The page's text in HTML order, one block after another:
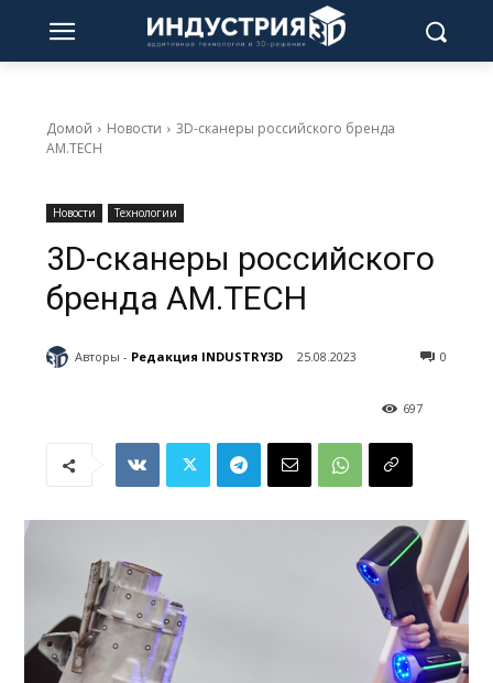
Домой Новости
3D-сканеры российского бренда
AM.TECH
Новости Технологии
3D-сканеры российского
бренда AM.TECH
Авторы - Редакция INDUSTRY3D 25.08.2023 0
697